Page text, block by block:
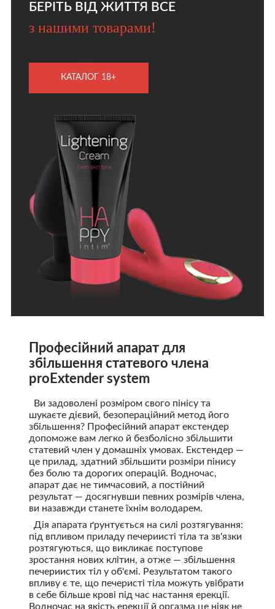
БЕРІТЬ ВІД ЖИТТЯ ВСЕ
з нашими товарами!
КАТАЛОГ 18+
Професійний апарат для
збільшення статевого члена
proExtender system
Ви задоволені розміром свого пінісу та
шукаєте дієвий, безопераційний метод його
збільшення? Професійний апарат екстендер
допоможе вам легко й безболісно збільшити
статевий член у домашніх умовах. Екстендер —
це прилад, здатний збільшити розміри пінису
без болю та дорогих операцій. Водночас,
апарат дає не тимчасовий, а постійний
результат — досягнувши певних розмірів члена,
ви назавжди станете їхнім володарем.
Дія апарата ґрунтується на силі розтягування:
під впливом приладу печериисті тіла та зв'язки
розтягуються, що викликає поступове
зростання нових клітин, а отже — збільшення
печериистих тіл у об'ємі. Результатом такого
впливу є те, що печеристі тіла можуть увібрати
в себе більше крові під час настання ерекції.
Водночас на якість ерекції й оргазма це ніяк не